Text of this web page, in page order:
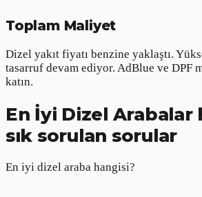
Toplam Maliyet
Dizel yakıt fiyatı benzine yaklaştı.
tasarruf devam ediyor. AdBlue ve DPF
katın.
En İyi Dizel Arabalar
sık sorulan sorular
En iyi dizel araba hangisi?